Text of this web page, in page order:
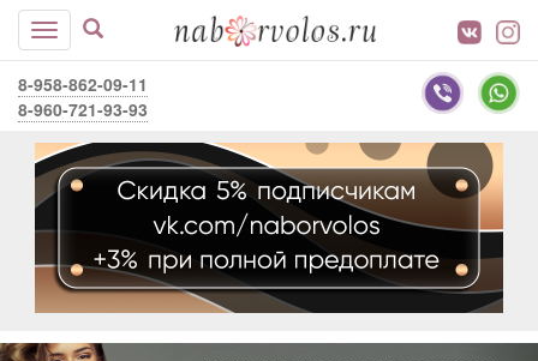
8-958-862-09-11
8-960-721-93-93